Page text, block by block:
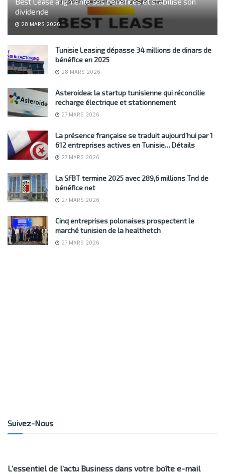
dividende
28 MARS 2026
Tunisie Leasing dépasse 34 millions de dinars de
bénéfice en 2025
28 MARS 2026
Asteroidea: la startup tunisienne qui réconcilie
recharge électrique et stationnement
27 MARS 2026
La présence française se traduit aujourd’hui par 1
612 entreprises actives en Tunisie… Détails
27 MARS 2026
La SFBT termine 2025 avec 289,6 millions Tnd de
bénéfice net
27 MARS 2026
Cinq entreprises polonaises prospectent le
marché tunisien de la healthetch
27 MARS 2026
Suivez-Nous
L’essentiel de l’actu Business dans votre boîte e-mail